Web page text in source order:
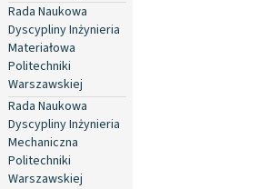
Rada Naukowa
Dyscypliny Inżynieria
Materiałowa
Politechniki
Warszawskiej
Rada Naukowa
Dyscypliny Inżynieria
Mechaniczna
Politechniki
Warszawskiej